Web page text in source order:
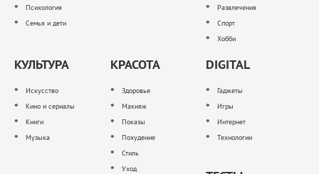
Психология
Семья и дети
Развлечения
Спорт
Хобби
КУЛЬТУРА
Искусство
Кино и сериалы
Книги
Музыка
КРАСОТА
Здоровье
Макияж
Показы
Похудение
Стиль
Уход
DIGITAL
Гаджеты
Игры
Интернет
Технологии